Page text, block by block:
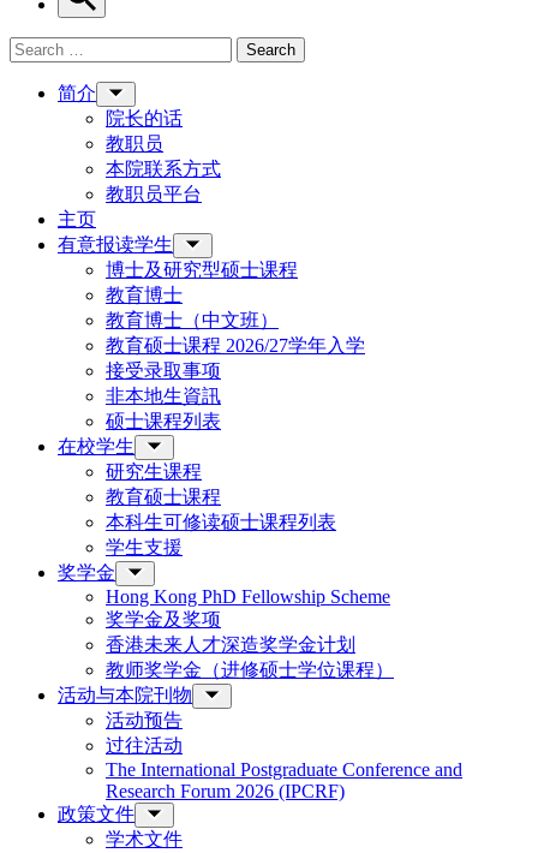
Search for: Search
简介
院长的话
教职员
本院联系方式
教职员平台
主页
有意报读学生
博士及研究型硕士课程
教育博士
教育博士（中文班）
教育硕士课程 2026/27学年入学
接受录取事项
非本地生資訊
硕士课程列表
在校学生
研究生课程
教育硕士课程
本科生可修读硕士课程列表
学生支援
奖学金
Hong Kong PhD Fellowship Scheme
奖学金及奖项
香港未来人才深造奖学金计划
教师奖学金（进修硕士学位课程）
活动与本院刊物
活动预告
过往活动
The International Postgraduate Conference and
Research Forum 2026 (IPCRF)
政策文件
学术文件